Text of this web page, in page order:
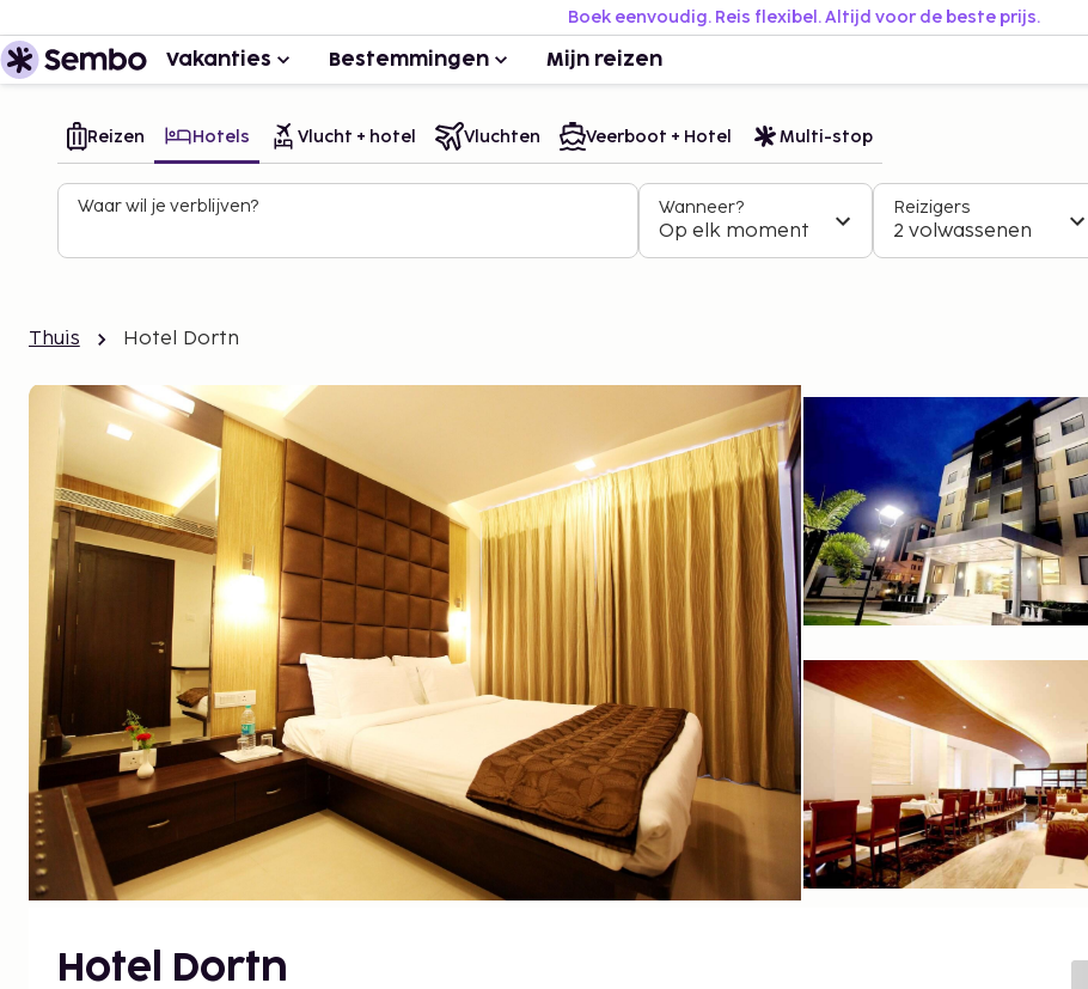
Boek eenvoudig. Reis flexibel. Altijd voor de beste prijs.
Vakanties Bestemmingen Mijn reizen
Reizen Hotels Vlucht + hotel Vluchten Veerboot + Hotel Multi-stop
Waar wil je verblijven? Wanneer?
Op elk moment
Reizigers
2 volwassenen
Thuis Hotel Dortn
Hotel Dortn